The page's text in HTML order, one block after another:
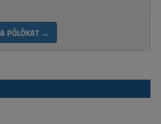
PÓLÓKAT →